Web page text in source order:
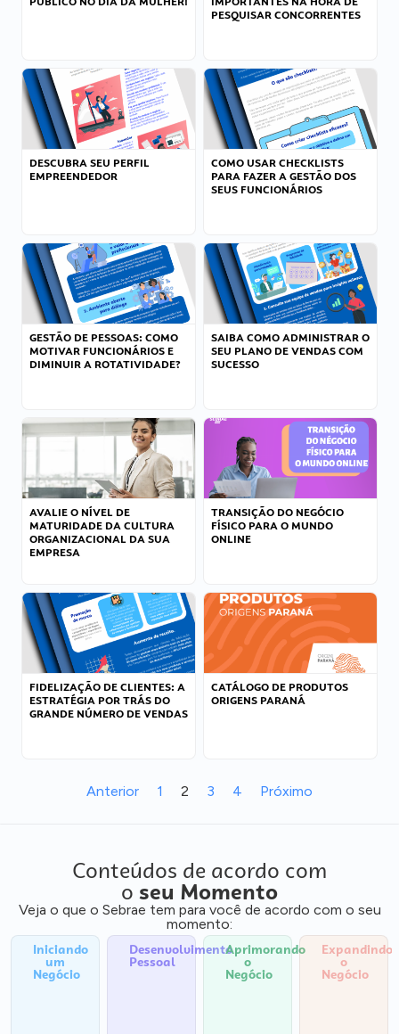
PESQUISAR CONCORRENTES
DESCUBRA SEU PERFIL
EMPREENDEDOR
COMO USAR CHECKLISTS
PARA FAZER A GESTÃO DOS
SEUS FUNCIONÁRIOS
GESTÃO DE PESSOAS: COMO
MOTIVAR FUNCIONÁRIOS E
DIMINUIR A ROTATIVIDADE?
SAIBA COMO ADMINISTRAR O
SEU PLANO DE VENDAS COM
SUCESSO
AVALIE O NÍVEL DE
MATURIDADE DA CULTURA
ORGANIZACIONAL DA SUA
EMPRESA
TRANSIÇÃO DO NEGÓCIO
FÍSICO PARA O MUNDO
ONLINE
FIDELIZAÇÃO DE CLIENTES: A
ESTRATÉGIA POR TRÁS DO
GRANDE NÚMERO DE VENDAS
CATÁLOGO DE PRODUTOS
ORIGENS PARANÁ
Anterior 1 2 3 4 Próximo
Conteúdos de acordo com
o seu Momento
Veja o que o Sebrae tem para você de acordo com o seu
momento:
Iniciando
um
Negócio
Desenvolvimento
Pessoal
Aprimorando
o
Negócio
Expandindo
o
Negócio